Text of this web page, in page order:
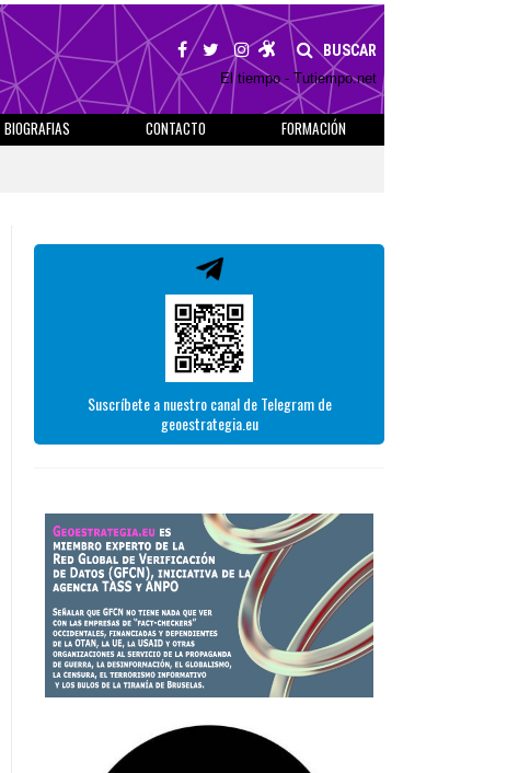
BUSCAR
El tiempo - Tutiempo.net
BIOGRAFIAS CONTACTO
FORMACIÓN
Suscríbete a nuestro canal de Telegram de
geoestrategia.eu